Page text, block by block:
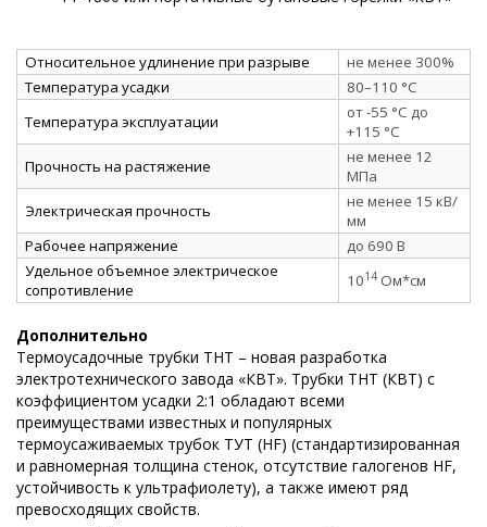
Относительное удлинение при разрыве
не менее 300%
Температура усадки
80–110 °C
Температура эксплуатации
от -55 °C до
+115 °C
Прочность на растяжение
не менее 12
МПа
Электрическая прочность
не менее 15 кВ/
мм
Рабочее напряжение
до 690 В
Удельное объемное электрическое
сопротивление
1014 Ом*см
Дополнительно
Термоусадочные трубки ТНТ – новая разработка
электротехнического завода «КВТ». Трубки ТНТ (КВТ) с
коэффициентом усадки 2:1 обладают всеми
преимуществами известных и популярных
термоусаживаемых трубок ТУТ (HF) (стандартизированная
и равномерная толщина стенок, отсутствие галогенов HF,
устойчивость к ультрафиолету), а также имеют ряд
превосходящих свойств.